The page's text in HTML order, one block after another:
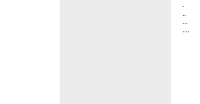
-
..
...
....